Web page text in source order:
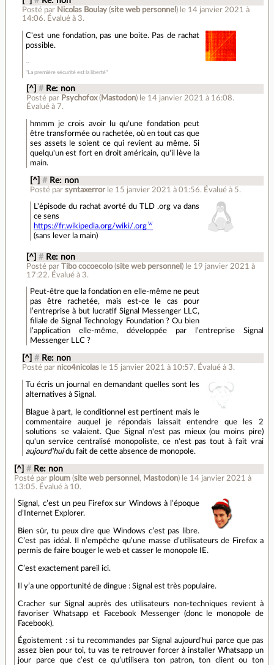
Posté par Nicolas Boulay (site web personnel ) le 14 janvier 2021 à
14:06. Évalué à 3.
C'est une fondation, pas une boite. Pas de rachat
possible.
"La première sécurité est la liberté"
[^] # Re: non
Posté par Psychofox(Mastodon) le 14 janvier 2021 à 16:08.
Évalué à 7.
hmmm je crois avoir lu qu'une fondation peut
être transformée ou rachetée, où en tout cas que
ses assets le soient ce qui revient au même. Si
quelqu'un est fort en droit américain, qu'il lève la
main.
[^] # Re: non
Posté par syntaxerror le 15 janvier 2021 à 01:56. Évalué à 5.
L'épisode du rachat avorté du TLD .org va dans
ce sens
https://fr.wikipedia.org/wiki/.org
(sans lever la main)
[^] # Re: non
Posté par Tibo cocoecolo(site web personnel ) le 19 janvier 2021 à
17:22. Évalué à 3.
Peut-être que la fondation en elle-même ne peut
pas être rachetée, mais est-ce le cas pour
l’entreprise à but lucratif Signal Messenger LLC,
filiale de Signal Technology Foundation ? Ou bien
l’application elle-même, développée par l’entreprise Signal
Messenger LLC ?
[^] # Re: non
Posté par nico4nicolas le 15 janvier 2021 à 10:57. Évalué à 3.
Tu écris un journal en demandant quelles sont les
alternatives à Signal.
Blague à part, le conditionnel est pertinent mais le
commentaire auquel je répondais laissait entendre que les 2
solutions se valaient. Que Signal n'est pas mieux (ou moins pire)
qu'un service centralisé monopoliste, ce n'est pas tout à fait vrai
aujourd'huidu fait de cette absence de monopole.
[^] # Re: non
Posté par ploum (site web personnel , Mastodon) le 14 janvier 2021 à
13:05. Évalué à 10.
Signal, c’est un peu Firefox sur Windows à l’époque
d’Internet Explorer.
Bien sûr, tu peux dire que Windows c’est pas libre.
C’est pas idéal. Il n’empêche qu’une masse d’utilisateurs de Firefox a
permis de faire bouger le web et casser le monopole IE.
C’est exactement pareil ici.
Il y’a une opportunité de dingue : Signal est très populaire.
Cracher sur Signal auprès des utilisateurs non-techniques revient à
favoriser Whatsapp et Facebook Messenger (donc le monopole de
Facebook).
Égoistement : si tu recommandes par Signal aujourd’hui parce que pas
assez bien pour toi, tu vas te retrouver forcer à installer Whatsapp un
jour parce que c’est ce qu’utilisera ton patron, ton client ou ton